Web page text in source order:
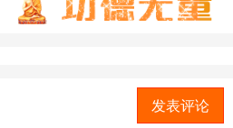
发表评论